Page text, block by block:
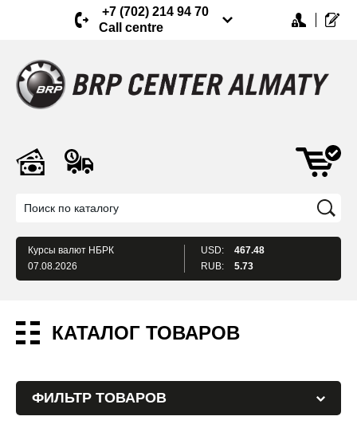
+7 (702) 214 94 70
Call centre
Курсы валют НБРК
07.08.2026
USD:
467.48
RUB:
5.73
КАТАЛОГ ТОВАРОВ
ФИЛЬТР ТОВАРОВ